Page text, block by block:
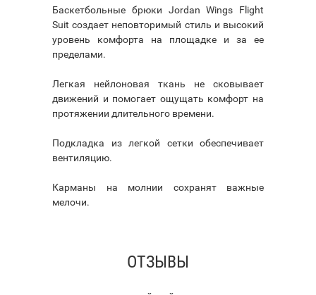
Баскетбольные брюки Jordan Wings Flight
Suit создает неповторимый стиль и высокий
уровень комфорта на площадке и за ее
пределами.
Легкая нейлоновая ткань не сковывает
движений и помогает ощущать комфорт на
протяжении длительного времени.
Подкладка из легкой сетки обеспечивает
вентиляцию.
Карманы на молнии сохранят важные
мелочи.
ОТЗЫВЫ